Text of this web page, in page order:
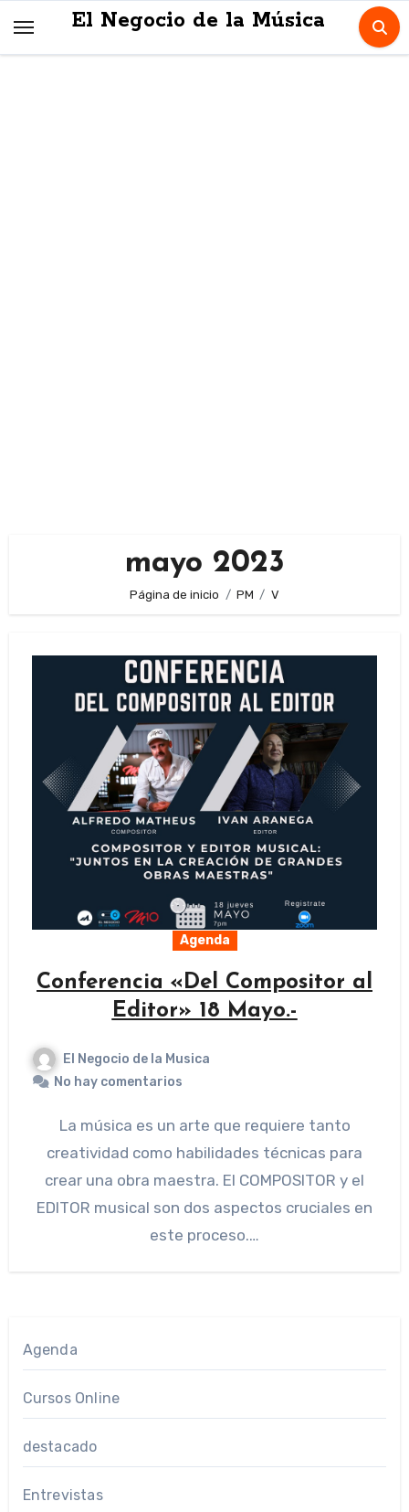
El Negocio de la Música
mayo 2023
Página de inicio PM V
Agenda
Conferencia «Del Compositor al
Editor» 18 Mayo.-
El Negocio de la Musica
No hay comentarios
La música es un arte que requiere tanto
creatividad como habilidades técnicas para
crear una obra maestra. El COMPOSITOR y el
EDITOR musical son dos aspectos cruciales en
este proceso.…
Agenda
Cursos Online
destacado
Entrevistas